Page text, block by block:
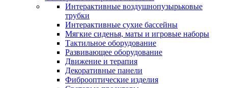
Интерактивные воздушнопузырьковые
трубки
Интерактивные сухие бассейны
Мягкие сиденья, маты и игровые наборы
Тактильное оборудование
Развивающее оборудование
Движение и терапия
Декоративные панели
Фиброоптические изделия